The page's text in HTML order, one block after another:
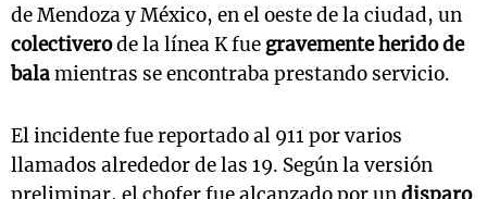
de Mendoza y México, en el oeste de la ciudad, un
colectiverode la línea K fue gravemente herido de
balamientras se encontraba prestando servicio.
El incidente fue reportado al 911 por varios
llamados alrededor de las 19. Según la versión